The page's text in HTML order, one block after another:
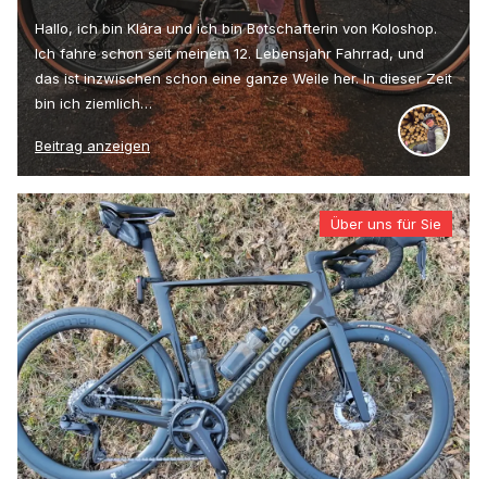
Hallo, ich bin Klára und ich bin Botschafterin von Koloshop.
Ich fahre schon seit meinem 12. Lebensjahr Fahrrad, und
das ist inzwischen schon eine ganze Weile her. In dieser Zeit
bin ich ziemlich…
Beitrag anzeigen
Über uns für Sie